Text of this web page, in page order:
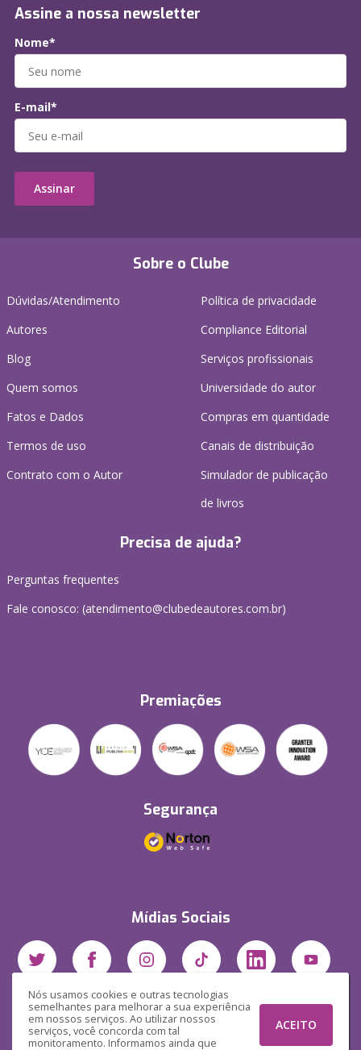
Nós usamos cookies e outras tecnologias
semelhantes para melhorar a sua experiência
em nossos serviços. Ao utilizar nossos
serviços, você concorda com tal
monitoramento. Informamos ainda que
ACEITO
Sobre o Clube
Dúvidas/Atendimento
Autores
Blog
Quem somos
Fatos e Dados
Termos de uso
Contrato com o Autor
Política de privacidade
Compliance Editorial
Serviços profissionais
Universidade do autor
Compras em quantidade
Canais de distribuição
Simulador de publicação
de livros
Precisa de ajuda?
Perguntas frequentes
Fale conosco: (atendimento@clubedeautores.com.br)
Premiações
Segurança
Mídias Sociais
Assine a nossa newsletter
Nome*
E-mail*
Assinar